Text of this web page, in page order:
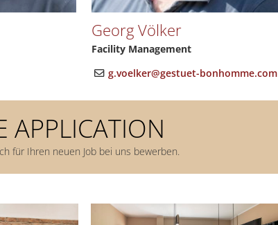
Georg Völker
Facility Management
g.voelker@gestuet-bonhomme.com
APPLICATION
für Ihren neuen Job bei uns bewerben.